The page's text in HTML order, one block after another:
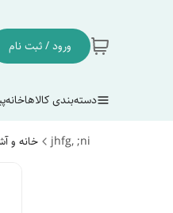
ورود / ثبت نام
دسته‌بندی کالاهاخانه
jhfg, ;ni خانه و